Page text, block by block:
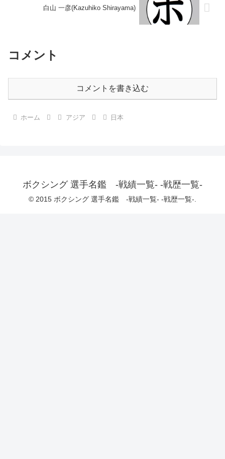
白山 一彦(Kazuhiko Shirayama)
コメント
コメントを書き込む
ホーム アジア 日本
ボクシング 選手名鑑 -戦績一覧- -戦歴一覧-
© 2015 ボクシング 選手名鑑 -戦績一覧- -戦歴一覧-.